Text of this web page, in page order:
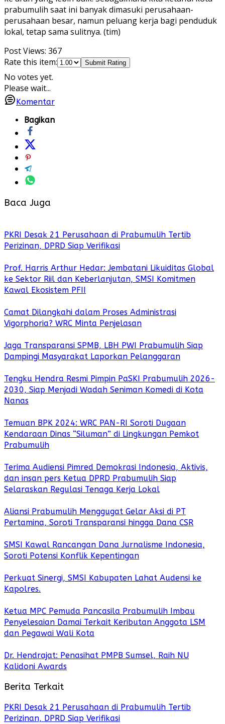
prabumulih saat ini banyak dimasuki perusahaan-
perusahaan besar, namun peluang kerja bagi penduduk
lokal, tetap sama sulitnya. (tim)
Post Views: 367
Rate this item:
Submit Rating
No votes yet.
Please wait...
Komentar
Bagikan
Baca Juga
PKRI Desak 21 Perusahaan di Prabumulih Tertib
Perizinan, DPRD Siap Verifikasi
Prof. Harris Arthur Hedar: Jembatani Likuiditas Global
ke Sektor Riil dan Keberlanjutan, SMSI Komitmen
Kawal Ekosistem PFII
Camat Dilangkahi dalam Proses Administrasi
Vigorphoria? WRC Minta Penjelasan
Jaga Transparansi SPMB, LBH PWI Prabumulih Siap
Dampingi Masyarakat Laporkan Pelanggaran
Tengku Hendra Resmi Pimpin PaSKI Prabumulih 2026-
2030, Siap Menjadi Wadah Seniman Komedi di Kota
Nanas
Temuan BPK 2024: WRC PAN-RI Soroti Dugaan
Kendaraan Dinas “Siluman” di Lingkungan Pemkot
Prabumulih
Terima Audiensi Pimred Demokrasi Indonesia, Aktivis,
dan insan pers Ketua DPRD Prabumulih Siap
Selaraskan Regulasi Tenaga Kerja Lokal
Aliansi Prabumulih Menggugat Gelar Aksi di PT
Pertamina, Soroti Transparansi hingga Dana CSR
SMSI Kawal Rancangan Dana Jurnalisme Indonesia,
Soroti Potensi Konflik Kepentingan
Perkuat Sinergi, SMSI Kabupaten Lahat Audensi ke
Kapolres.
Ketua MPC Pemuda Pancasila Prabumulih Imbau
Penyelesaian Damai Terkait Keributan Anggota LSM
dan Pegawai Wali Kota
Dr. Hendrajat: Penasihat PMPB Sumsel, Raih NU
Kalidoni Awards
Berita Terkait
PKRI Desak 21 Perusahaan di Prabumulih Tertib
Perizinan, DPRD Siap Verifikasi